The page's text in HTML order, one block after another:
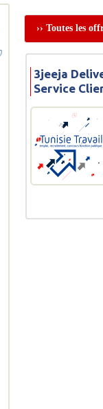
›› Toutes les
3jeeja
Service